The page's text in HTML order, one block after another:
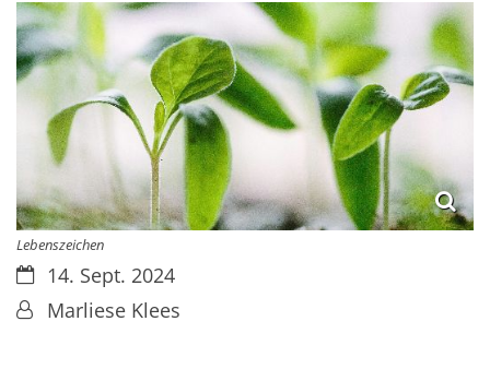
Lebenszeichen
Datum:14. Sept. 2024
Von:Marliese Klees